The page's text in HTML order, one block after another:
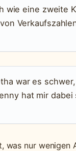
wie eine zweite
war es
hat mir dabei
was nur wenigen